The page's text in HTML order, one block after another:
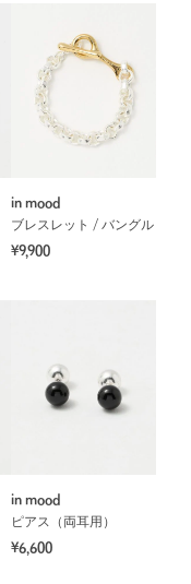
in mood
ブレスレット / バングル
¥9,900
in mood
ピアス（両耳用）
¥6,600